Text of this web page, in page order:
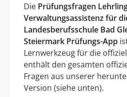
Die Prüfungsfragen
Verwaltungsassistenz für
Landesberufsschule Bad
Steiermark Prüfungs-App
Lernwerkzeug für die
enthält den gesamten
Fragen aus unserer
Version (siehe unten).